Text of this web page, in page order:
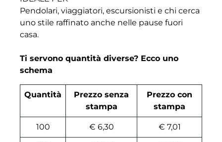
Pendolari, viaggiatori, escursionisti e chi cerca
uno stile raffinato anche nelle pause fuori
casa.
Ti servono quantità diverse? Ecco uno
schema
Quantità
Prezzo senza
stampa
Prezzo con
stampa
100 € 6,30 € 7,01